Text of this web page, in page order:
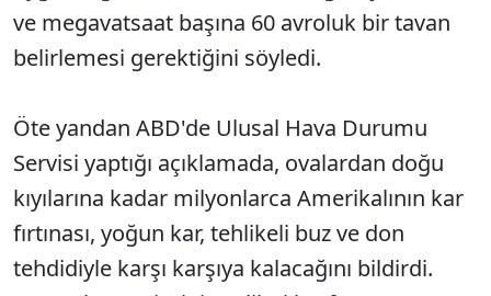
ve megavatsaat başına 60 avroluk bir tavan
belirlemesi gerektiğini söyledi.
Öte yandan ABD'de Ulusal Hava Durumu
Servisi yaptığı açıklamada, ovalardan doğu
kıyılarına kadar milyonlarca Amerikalının kar
fırtınası, yoğun kar, tehlikeli buz ve don
tehdidiyle karşı karşıya kalacağını bildirdi.